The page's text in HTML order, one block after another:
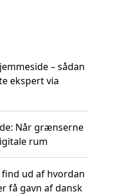
– sådan
ekspert via
Når grænserne
rum
ud af hvordan
få gavn af dansk